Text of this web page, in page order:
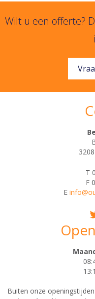
Wilt u een offerte?
T
F
E
Buiten onze